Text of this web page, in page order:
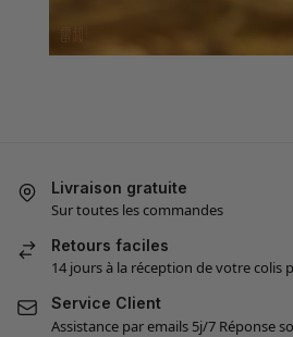
Livraison gratuite
Sur toutes les commandes
Retours faciles
14 jours à la réception de votre colis
Service Client
Assistance par emails 5j/7 Réponse